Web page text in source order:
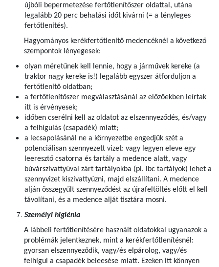
újbóli bepermetezése fertőtlenítőszer oldattal­, utána
legalább 20 perc behatási időt kivárni (= a tényleges
fertőtlenítés).
Hagyományos kerékfertőtlenítő medencéknél a következő
szempontok lényegesek:
olyan méretűnek kell lennie, hogy a járművek kereke (a
traktor nagy kereke is!) legalább egyszer átforduljon a
fertőtlenítő oldatban;
a fertőtlenítőszer megválasztásánál az előzőekben leírtak
itt is érvényesek;
időben cserélni kell az oldatot az elszennyeződés, és/vagy
a felhígulás (csapadék) miatt;
a lecsapolásánál ne a környezetbe engedjük szét a
potenciálisan szennyezett vizet: vagy legyen eleve egy
leeresztő csatorna és tartály a medence alatt, vagy
búvárszivattyúval zárt tartályokba (pl. ibc tartályok) lehet a
szennyvizet kiszivattyúzni, majd elszállítani. A medence
alján összegyűlt szennyeződést az újrafeltöltés előtt el kell
távolítani, és a medence alját tisztára mosni.
Személyi higiénia
A lábbeli fertőtlenítésére használt oldatokkal ugyanazok a
problémák jelentkeznek, mint a kerékfertőtlenítésnél:
gyorsan elszennyeződik, vagy/és elpárolog, vagy/és
felhígul a csapadék beleesése miatt. Ezeken itt könnyen